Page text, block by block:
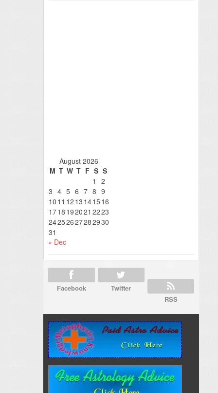
August 2026
M T W T F S S
1
2
3 4 5 6 7 8 9
10 11 12 13 141516
1718 192021 2223
24252627282930
31
« Dec
Facebook
Twitter
RSS